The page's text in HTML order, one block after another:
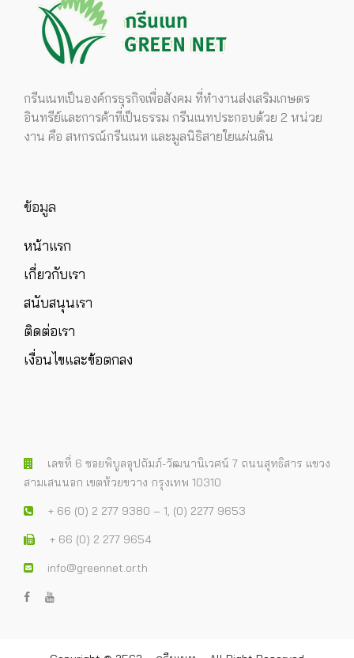
กรีนเนทเป็นองค์กรธุรกิจเพื่อสังคม ที่ทำงานส่งเสริมเกษตร
อินทรีย์และการค้าที่เป็นธรรม กรีนเนทประกอบด้วย 2 หน่วย
งาน คือ สหกรณ์กรีนเนท และมูลนิธิสายใยแผ่นดิน
ข้อมูล
หน้าแรก
เกี่ยวกับเรา
สนับสนุนเรา
ติดต่อเรา
เงื่อนไขและข้อตกลง
เลขที่ 6 ซอยพิบูลอุปถัมภ์-วัฒนานิเวศน์ 7 ถนนสุทธิสาร แขวง
สามเสนนอก เขตห้วยขวาง กรุงเทพ 10310
+ 66 (0) 2 277 9380 – 1, (0) 2277 9653
+ 66 (0) 2 277 9654
info@greennet.or.th